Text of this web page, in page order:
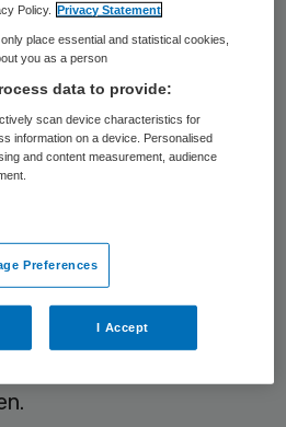
het daar op termijn toe
wordt het
ziekenhuis met
meer dan 1,6 miljard euro
zorginstelling van
nog het Erasmus MC in
ziekenhuizen
intensiveren, was al
bekend. De
Policy.
Privacy Statement
place essential and statistical cookies,
you as a person
data to provide:
scan device characteristics for
information on a device. Personalised
and content measurement, audience
Preferences
I Accept